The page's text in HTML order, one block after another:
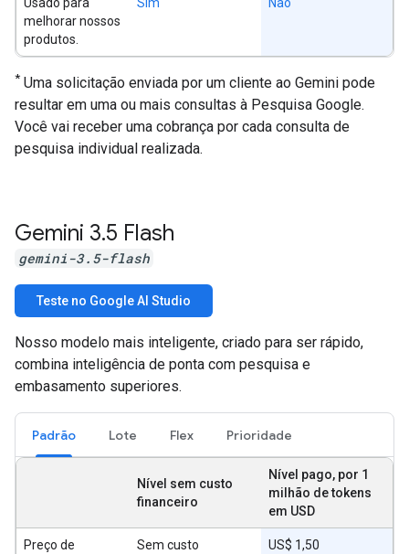
melhorar nossos
produtos.
* Uma solicitação enviada por um cliente ao Gemini pode
resultar em uma ou mais consultas à Pesquisa Google.
Você vai receber uma cobrança por cada consulta de
pesquisa individual realizada.
Gemini 3.5 Flash
gemini-3.5-flash
Teste no Google AI Studio
Nosso modelo mais inteligente, criado para ser rápido,
combina inteligência de ponta com pesquisa e
embasamento superiores.
Padrão Lote Flex Prioridade
Nível sem custo
financeiro
Nível pago, por 1
milhão de tokens
em USD
Preço de
Sem custo
US$ 1,50